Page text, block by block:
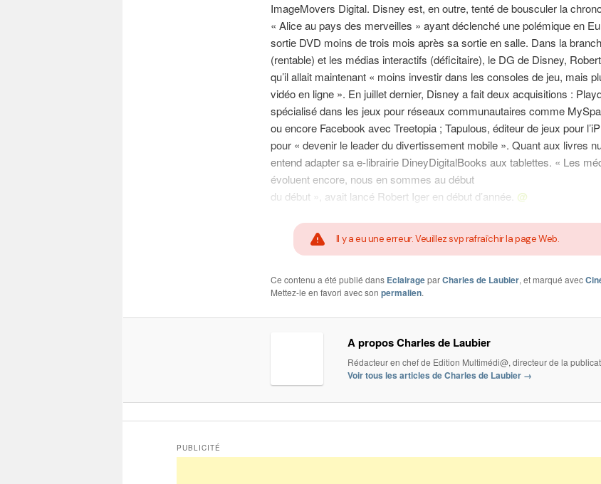
ImageMovers Digital. Disney est, en outre, tenté de bousculer la
« Alice au pays des merveilles » ayant déclenché une polémique en
sortie DVD moins de trois mois après sa sortie en salle. Dans la
(rentable) et les médias interactifs (déficitaire), le DG de Disney,
qu’il allait maintenant « moins investir dans les consoles de jeu, mais
vidéo en ligne ». En juillet dernier, Disney a fait deux acquisitions :
spécialisé dans les jeux pour réseaux communautaires comme
ou encore Facebook avec Treetopia ; Tapulous, éditeur de jeux pour
pour « devenir le leader du divertissement mobile ». Quant aux livres
entend adapter sa e-librairie DineyDigitalBooks aux tablettes. « Les
évoluent encore, nous en sommes au début
du début », avait lancé Robert Iger en début d’année. @
Il y a eu une erreur. Veuillez svp rafraîchir la page Web.
Ce contenu a été publié dans EclairageparCharles de Laubier, et marqué avec
Mettez-le en favori avec son permalien.
A propos Charles de Laubier
Rédacteur en chef de Edition Multimédi@, directeur de la
Voir tous les articles de Charles de Laubier →
PUBLICITÉ